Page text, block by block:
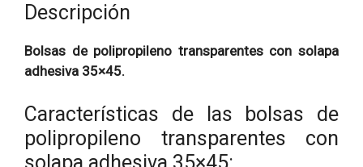
Descripción
Bolsas de polipropileno transparentes con solapa
adhesiva 35×45.
Características de las bolsas de
polipropileno transparentes con